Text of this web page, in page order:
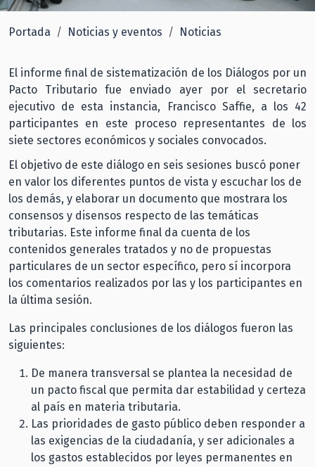
Portada Noticias y eventos Noticias
El informe final de sistematización de los Diálogos por un
Pacto Tributario fue enviado ayer por el secretario
ejecutivo de esta instancia, Francisco Saffie, a los 42
participantes en este proceso representantes de los
siete sectores económicos y sociales convocados.
El objetivo de este diálogo en seis sesiones buscó poner
en valor los diferentes puntos de vista y escuchar los de
los demás, y elaborar un documento que mostrara los
consensos y disensos respecto de las temáticas
tributarias. Este informe final da cuenta de los
contenidos generales tratados y no de propuestas
particulares de un sector específico, pero sí incorpora
los comentarios realizados por las y los participantes en
la última sesión.
Las principales conclusiones de los diálogos fueron las
siguientes:
De manera transversal se plantea la necesidad de
un pacto fiscal que permita dar estabilidad y certeza
al país en materia tributaria.
Las prioridades de gasto público deben responder a
las exigencias de la ciudadanía, y ser adicionales a
los gastos establecidos por leyes permanentes en